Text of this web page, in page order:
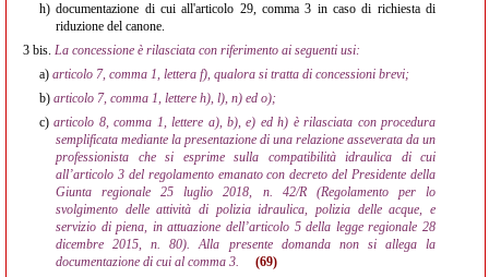
h) documentazione di cui all'articolo 29, comma 3 in caso di richiesta di
riduzione del canone.
3 bis. La concessione è rilasciata con riferimento ai seguenti usi:
a) articolo 7, comma 1, lettera f), qualora si tratta di concessioni brevi;
b) articolo 7, comma 1, lettere h), l), n) ed o);
c)articolo 8, comma 1, lettere a), b), e) ed h) è rilasciata con procedura
semplificata mediante la presentazione di una relazione asseverata da un
professionista che si esprime sulla compatibilità idraulica di cui
all’articolo 3 del regolamento emanato con decreto del Presidente della
Giunta regionale 25 luglio 2018, n. 42/R (Regolamento per lo
svolgimento delle attività di polizia idraulica, polizia delle acque, e
servizio di piena, in attuazione dell’articolo 5 della legge regionale 28
dicembre 2015, n. 80). Alla presente domanda non si allega la
documentazione di cui al comma 3.
(69)